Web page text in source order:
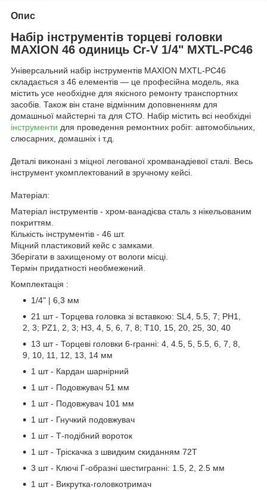
Опис
Набір інструментів торцеві головки
MAXION 46 одиниць Cr-V 1/4" MXTL-PC46
Універсальний набір інструментів MAXION MXTL-PC46
складається з 46 елементів — це професійна модель, яка
містить усе необхідне для якісного ремонту транспортних
засобів. Також він стане відмінним доповненням для
домашньої майстерні та для СТО. Набір містить всі необхідні
інструменти для проведення ремонтних робіт: автомобільних,
слюсарних, домашніх і т.д.
Деталі виконані з міцної легованої хромванадіевої сталі. Весь
інструмент укомплектований в зручному кейсі.
Матеріал:
Матеріал інструментів - хром-ванадієва сталь з нікельованим
покриттям.
Кількість інструментів - 46 шт.
Міцний пластиковий кейс с замками.
Зберігати в захищеному от вологи місці.
Термін придатності необмежений.
Комплектація :
1/4" | 6,3 мм
21 шт - Торцева головка зі вставкою: SL4, 5.5, 7; PH1,
2, 3; PZ1, 2, 3; H3, 4, 5, 6, 7, 8; T10, 15, 20, 25, 30, 40
13 шт - Торцеві головки 6-гранні: 4, 4.5, 5, 5.5, 6, 7, 8,
9, 10, 11, 12, 13, 14 мм
1 шт - Кардан шарнірний
1 шт - Подовжувач 51 мм
1 шт - Подовжувач 101 мм
1 шт - Гнучкий подовжувач
1 шт - Т-подібний вороток
1 шт - Тріскачка з швидким скиданням 72Т
3 шт - Ключі Г-образні шестигранні: 1.5, 2, 2.5 мм
1 шт - Викрутка-головкотримач